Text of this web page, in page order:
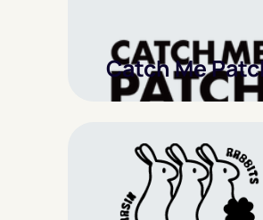
Catch Me